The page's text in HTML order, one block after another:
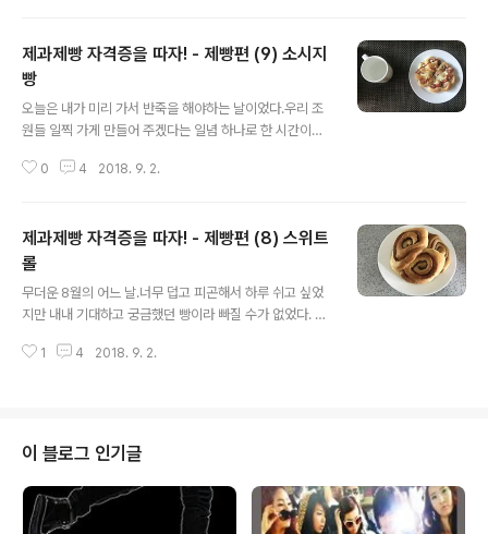
이 계속되니 마음이 불편해졌고,살인적인 폭염 속에서 수
업을 계속 하다보니본의 아니게 짜증나는 상황들이 발생,
몸과 마음이 무거운 상태로 귀가하는 일이 잦아졌다. 4월
부터 내 삶의 활력소였던 제과제빵 수업이슬슬 스트레스로
다가오는 걸 남편이 감지하고는다음 기회에 다시 듣자고
먼저 제안했고결국 제빵 수업은 한 달 반만에 중단하게 되
제과제빵 자격증을 따자! - 제빵편 (9) 소시지
빵
오늘은 내가 미리 가서 반죽을 해야하는 날이었다.우리 조
원들 일찍 가게 만들어 주겠다는 일념 하나로 한 시간이나
있는데 내부 사정으로 인해 소시지빵으로 변경되었다. ㅠ
ㅠ 오랜만에 돌려보는 반죽기. 반갑다 ㅠㅠ "오늘 소세지빵
이라고?!!!!" 출장이라 참석 못한 남편에게 카톡이 연달아
도착했다.그래. 이곳에는 소시지가 산처럼 쌓여있단다. 발
효는 잘 되었고 소시지를 골고루 잘 감싸는 게 첫째! 미쿡에
고 맛있었을텐데. 우리의 자격증반은 평범을 거부한다. 나
0 4 2018. 9. 2.
제과제빵 자격증을 따자! - 제빵편 (8) 스위트
롤
무더운 8월의 어느 날.너무 덥고 피곤해서 하루 쉬고 싶었
지만 내내 기대하고 궁금했던 빵이라 빠질 수가 없었다. 짜
나본의 노예이자 (시골에 살아서 다행이야;;) 의 광팬인 나
을 오늘 만든다굽쇼. ㅠㅠ 계피와 설탕을 합친 맛가루. ㅋㅋ
ㅋ 예상은 했지만 정말 이렇게 심플할 일 ㅋㅋㅋ호떡만 해
도 몇 가지가 들어가는데 ㅋㅋㅋ 반죽이나 합시다! 여기까
지는 많이 보던 빵떡. 케이크가 아닌 빵으로 롤을 말아보아
1 4 2018. 9. 2.
이 블로그 인기글